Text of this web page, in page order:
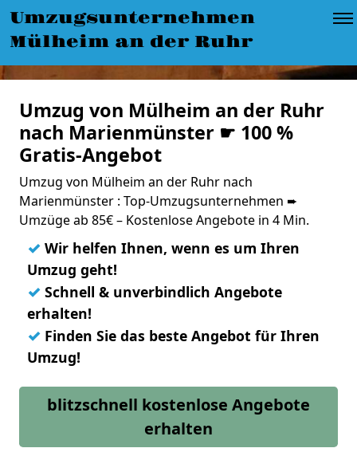
Umzugsunternehmen
Mülheim an der Ruhr
Umzug von Mülheim an der Ruhr
nach Marienmünster ☛ 100 %
Gratis-Angebot
Umzug von Mülheim an der Ruhr nach
Marienmünster : Top-Umzugsunternehmen ➨
Umzüge ab 85€ – Kostenlose Angebote in 4 Min.
✓ Wir helfen Ihnen, wenn es um Ihren
Umzug geht!
✓ Schnell & unverbindlich Angebote
erhalten!
✓ Finden Sie das beste Angebot für Ihren
Umzug!
blitzschnell kostenlose Angebote
erhalten